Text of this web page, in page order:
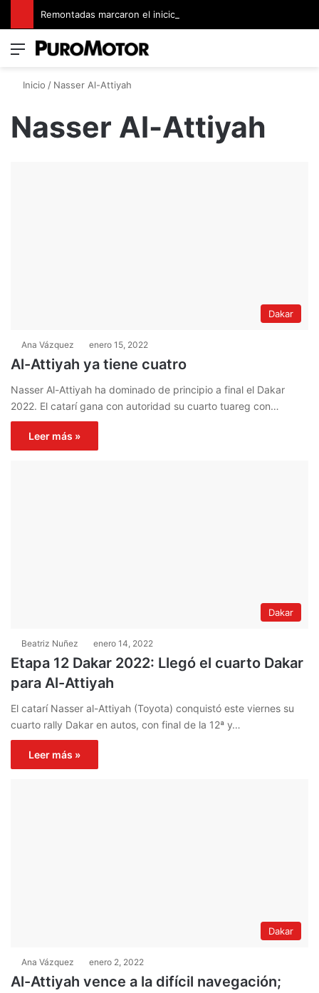
Menú
Inicio / Nasser Al-Attiyah
Nasser Al-Attiyah
Dakar
Ana Vázquez enero 15, 2022
Al-Attiyah ya tiene cuatro
Nasser Al-Attiyah ha dominado de principio a final el Dakar
2022. El catarí gana con autoridad su cuarto tuareg con…
Leer más »
Dakar
Beatriz Nuñez enero 14, 2022
Etapa 12 Dakar 2022: Llegó el cuarto Dakar
para Al-Attiyah
El catarí Nasser al-Attiyah (Toyota) conquistó este viernes su
cuarto rally Dakar en autos, con final de la 12ª y…
Leer más »
Dakar
Ana Vázquez enero 2, 2022
Al-Attiyah vence a la difícil navegación;